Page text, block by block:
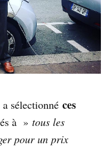
sélectionné ces
à » tous les
pour un prix